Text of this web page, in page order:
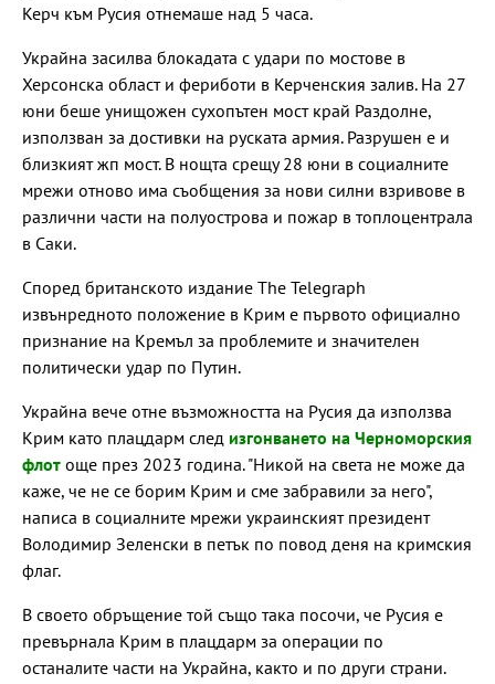
Керч към Русия отнемаше над 5 часа.
Украйна засилва блокадата с удари по мостове в
Херсонска област и фериботи в Керченския залив. На 27
юни беше унищожен сухопътен мост край Раздолне,
използван за достивки на руската армия. Разрушен е и
близкият жп мост. В нощта срещу 28 юни в социалните
мрежи отново има съобщения за нови силни взривове в
различни части на полуострова и пожар в топлоцентрала
в Саки.
Според британското издание The Telegraph
извънредното положение в Крим е първото официално
признание на Кремъл за проблемите и значителен
политически удар по Путин.
Украйна вече отне възможността на Русия да използва
Крим като плацдарм след изгонването на Черноморския
флот още през 2023 година. "Никой на света не може да
каже, че не се борим Крим и сме забравили за него",
написа в социалните мрежи украинският президент
Володимир Зеленски в петък по повод деня на кримския
флаг.
В своето обръщение той също така посочи, че Русия е
превърнала Крим в плацдарм за операции по
останалите части на Украйна, както и по други страни.